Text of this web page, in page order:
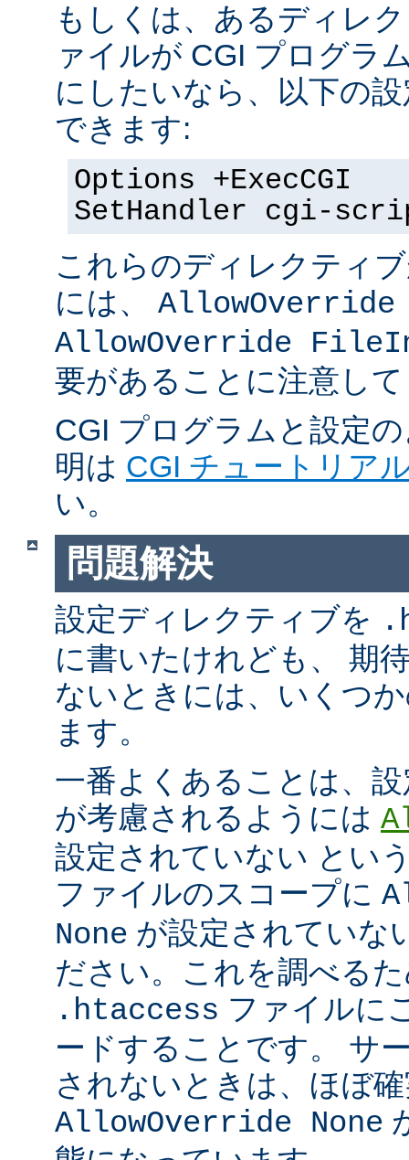
もしくは、あるディレ
ァイルが CGI プログラ
にしたいなら、以下の
できます:
Options +ExecCGI
SetHandler cgi-
これらのディレクティ
には、 AllowOverride
AllowOverride
要があることに注意し
CGI プログラムと設定
明は CGI チュートリア
い。
問題解決
設定ディレクティブを
に書いたけれども、 期
ないときには、いくつ
ます。
一番よくあることは、
が考慮されるようには
設定されていない とい
ファイルのスコープに
None が設定されていな
ださい。これを調べる
.htaccess ファイルに
ードすることです。 サ
されないときは、ほぼ
AllowOverride None